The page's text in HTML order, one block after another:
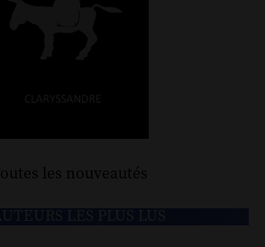
les nouveautés